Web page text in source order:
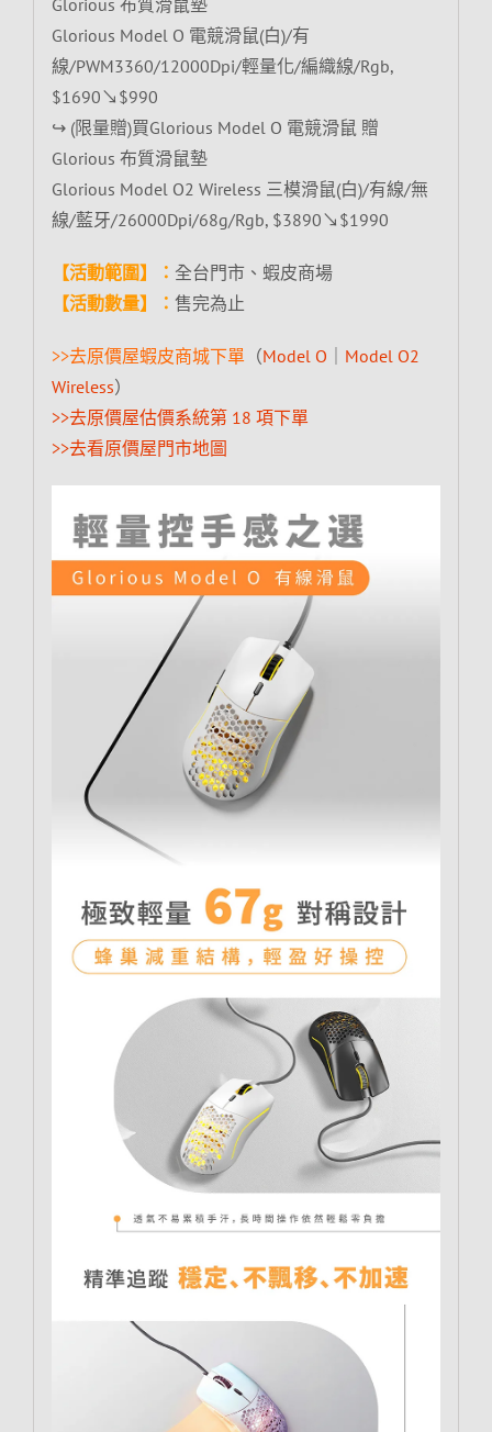
Glorious Model O 電競滑鼠(白)/有
線/PWM3360/12000Dpi/輕量化/編織線/Rgb,
$1690↘$990
↪ (限量贈)買Glorious Model O 電競滑鼠 贈
Glorious 布質滑鼠墊
Glorious Model O2 Wireless 三模滑鼠(白)/有線/無
線/藍牙/26000Dpi/68g/Rgb, $3890↘$1990
【活動範圍】： 全台門市、蝦皮商場
【活動數量】： 售完為止
>>去原價屋蝦皮商城下單（Model O
Model O2
Wireless）
>>去原價屋估價系統第 18 項下單
>>去看原價屋門市地圖